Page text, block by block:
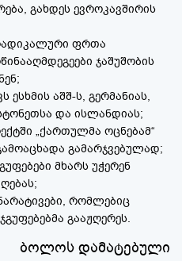
გახდეს ევროკავშირის
ფრთა
ჯაშუშობის
ესხმის აშშ-ს, გერმანიას,
და ისლანდიას;
„ქართულმა ოცნებამ“
გამარჯვებულად;
მხარს უჭერენ
რომლებიც
გააჟღერეს.
ბოლოს დამატებული